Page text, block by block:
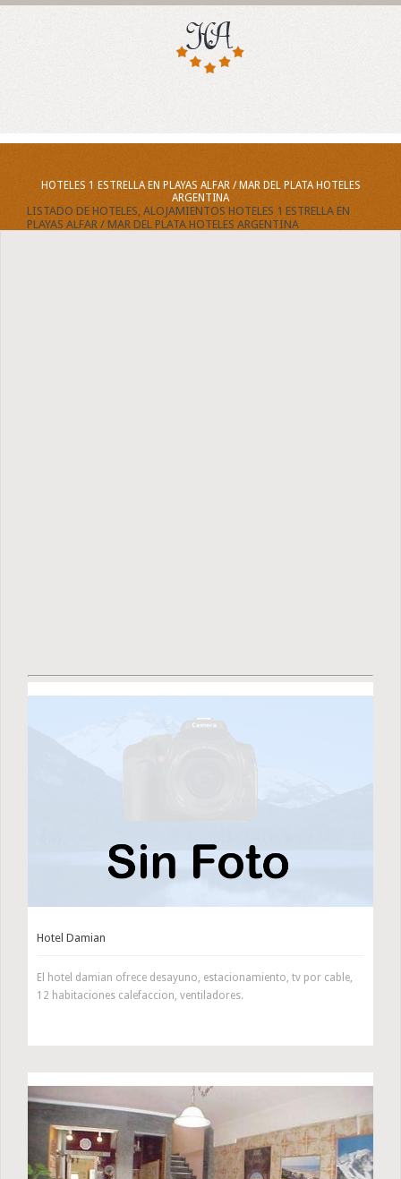
HOTELES 1 ESTRELLA EN PLAYAS ALFAR / MAR DEL PLATA HOTELES
ARGENTINA
LISTADO DE HOTELES, ALOJAMIENTOS HOTELES 1 ESTRELLA EN
PLAYAS ALFAR / MAR DEL PLATA HOTELES ARGENTINA
Hotel Damian
El hotel damian ofrece desayuno, estacionamiento, tv por cable,
12 habitaciones calefaccion, ventiladores.